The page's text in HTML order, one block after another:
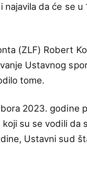
najavila da će se
(ZLF) Robert
Ustavnog
tome.
2023. godine
su se vodili da
Ustavni sud